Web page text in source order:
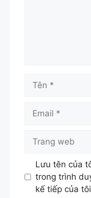
Tên
Email
Trang
Lưu tên của
trong trình
kế tiếp của